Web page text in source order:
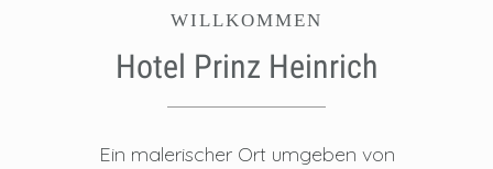
WILLKOMMEN
Hotel Prinz Heinrich
Ein malerischer Ort umgeben von